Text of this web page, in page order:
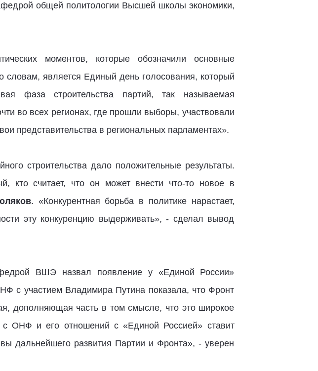
общей политологии Высшей школы экономики,
моментов, которые обозначили основные
словам, является Единый день голосования, который
фаза строительства партий, так называемая
во всех регионах, где прошли выборы, участвовали
представительства в региональных парламентах».
строительства дало положительные результаты.
кто считает, что он может внести что-то новое в
. «Конкурентная борьба в политике нарастает,
эту конкуренцию выдерживать», - сделал вывод
ВШЭ назвал появление у «Единой России»
с участием Владимира Путина показала, что Фронт
дополняющая часть в том смысле, что это широкое
с ОНФ и его отношений с «Единой Россией» ставит
дальнейшего развития Партии и Фронта», - уверен